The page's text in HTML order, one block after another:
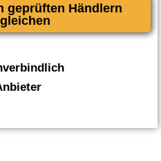
geprüften Händlern